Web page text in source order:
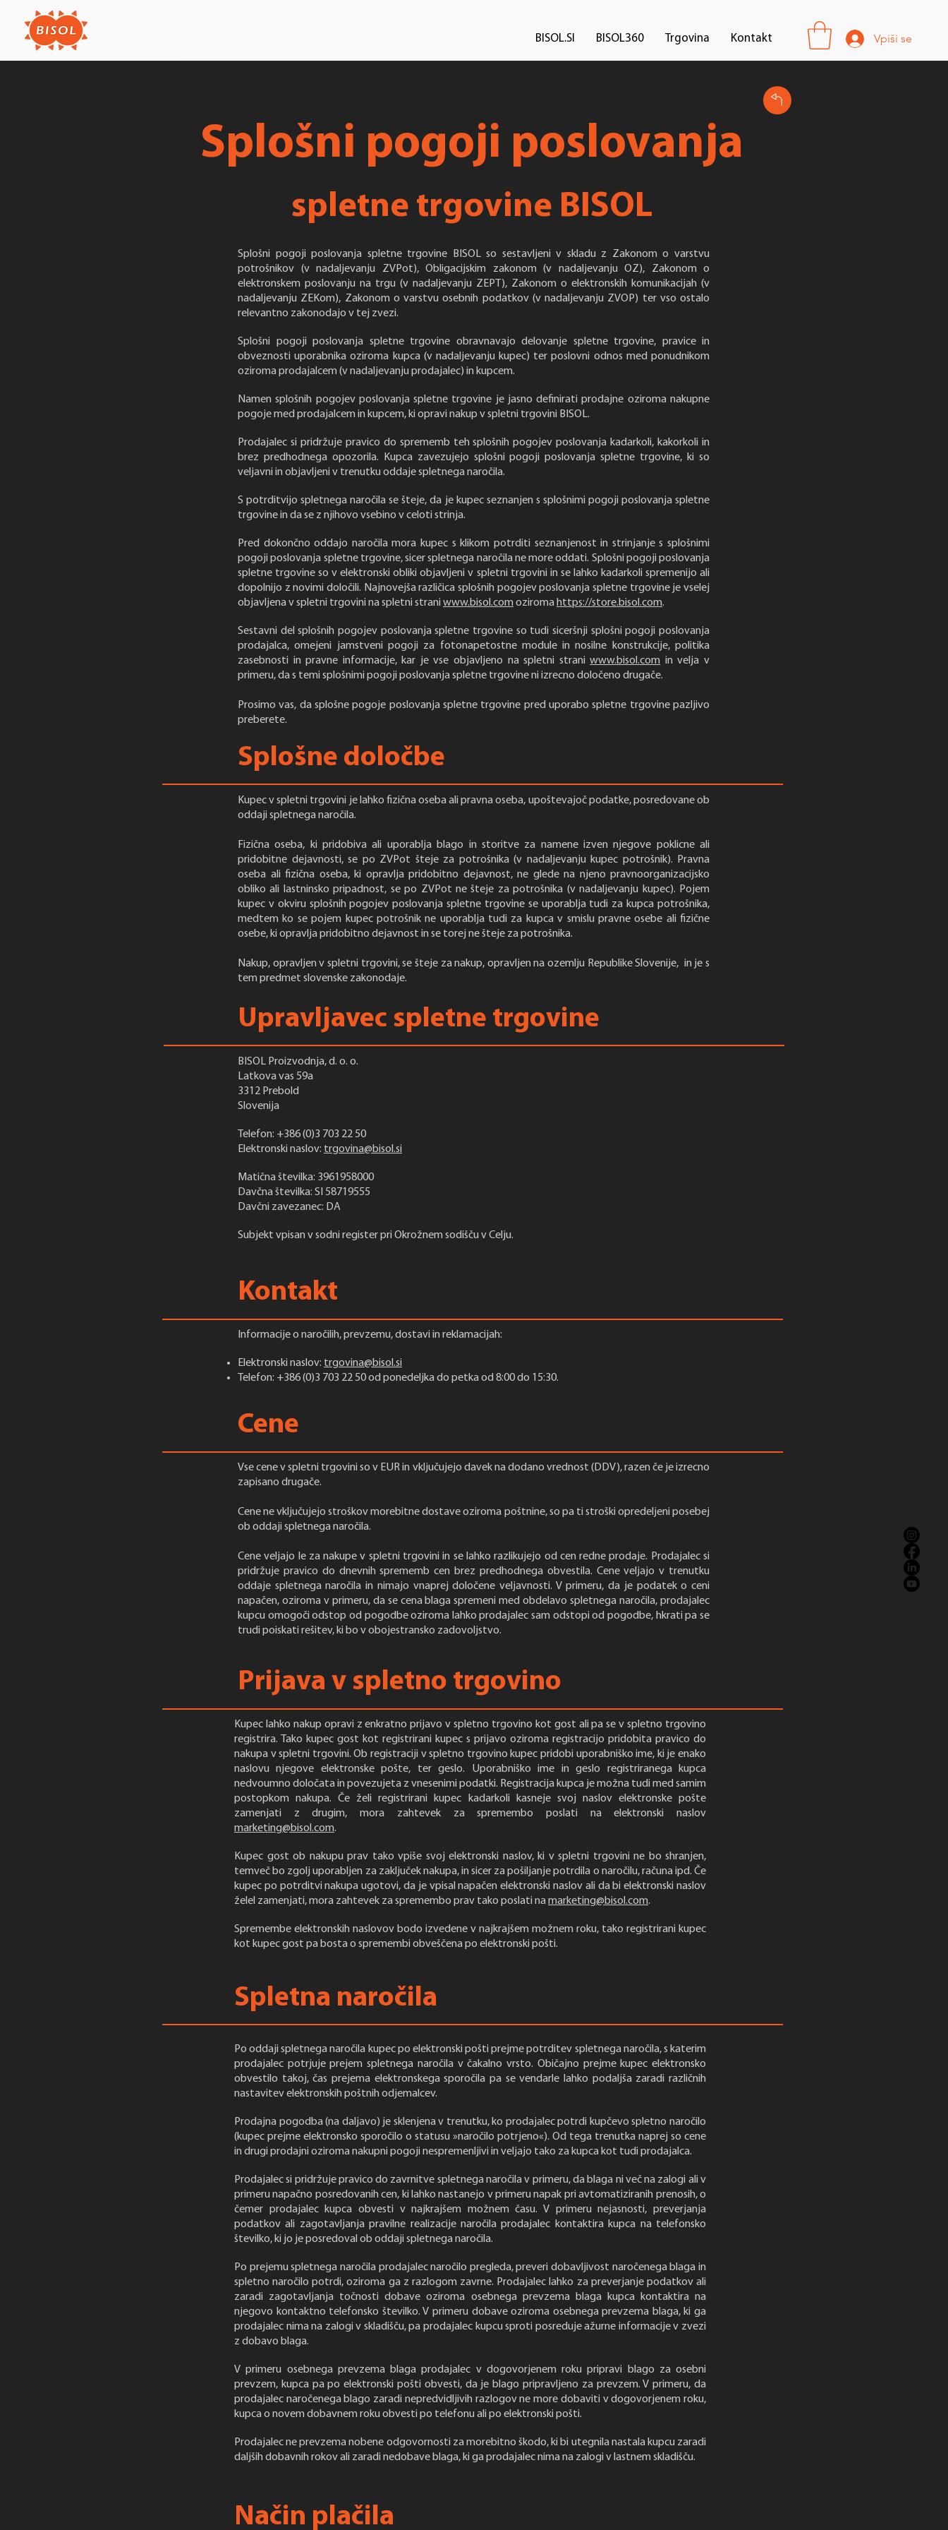
BISOL.SI BISOL360 Trgovina Kontakt Vpiši se
Splošni pogoji poslovanja
spletne trgovine BISOL
Splošni pogoji poslovanja spletne trgovine BISOL so sestavljeni v skladu z Zakonom o varstvu
potrošnikov (v nadaljevanju ZVPot), Obligacijskim zakonom (v nadaljevanju OZ), Zakonom o
elektronskem poslovanju na trgu (v nadaljevanju ZEPT), Zakonom o elektronskih komunikacijah (v
nadaljevanju ZEKom), Zakonom o varstvu osebnih podatkov (v nadaljevanju ZVOP) ter vso ostalo
relevantno zakonodajo v tej zvezi.
Splošni pogoji poslovanja spletne trgovine obravnavajo delovanje spletne trgovine, pravice in
obveznosti uporabnika oziroma kupca (v nadaljevanju kupec) ter poslovni odnos med ponudnikom
oziroma prodajalcem (v nadaljevanju prodajalec) in kupcem.
Namen splošnih pogojev poslovanja spletne trgovine je jasno definirati prodajne oziroma nakupne
pogoje med prodajalcem in kupcem, ki opravi nakup v spletni trgovini BISOL.
Prodajalec si pridržuje pravico do sprememb teh splošnih pogojev poslovanja kadarkoli, kakorkoli in
brez predhodnega opozorila. Kupca zavezujejo splošni pogoji poslovanja spletne trgovine, ki so
veljavni in objavljeni v trenutku oddaje spletnega naročila.
S potrditvijo spletnega naročila se šteje, da je kupec seznanjen s splošnimi pogoji poslovanja spletne
trgovine in da se z njihovo vsebino v celoti strinja.
Pred dokončno oddajo naročila mora kupec s klikom potrditi seznanjenost in strinjanje s splošnimi
pogoji poslovanja spletne trgovine, sicer spletnega naročila ne more oddati. Splošni pogoji poslovanja
spletne trgovine so v elektronski obliki objavljeni v spletni trgovini in se lahko kadarkoli spremenijo ali
dopolnijo z novimi določili. Najnovejša različica splošnih pogojev poslovanja spletne trgovine je vselej
objavljena v spletni trgovini na spletni strani www.bisol.com oziromahttps://store.bisol.com.
Sestavni del splošnih pogojev poslovanja spletne trgovine so tudi siceršnji splošni pogoji poslovanja
prodajalca, omejeni jamstveni pogoji za fotonapetostne module in nosilne konstrukcije, politika
zasebnosti in pravne informacije, kar je vse objavljeno na spletni straniwww.bisol.com in velja v
primeru, da s temi splošnimi pogoji poslovanja spletne trgovine ni izrecno določeno drugače.
Prosimo vas, da splošne pogoje poslovanja spletne trgovine pred uporabo spletne trgovine pazljivo
preberete.
Splošne določbe
Kupec v spletni trgovini je lahko fizična oseba ali pravna oseba, upoštevajoč podatke, posredovane ob
oddaji spletnega naročila.
Fizična oseba, ki pridobiva ali uporablja blago in storitve za namene izven njegove poklicne ali
pridobitne dejavnosti, se po ZVPot šteje za potrošnika (v nadaljevanju kupec potrošnik). Pravna
oseba ali fizična oseba, ki opravlja pridobitno dejavnost, ne glede na njeno pravnoorganizacijsko
obliko ali lastninsko pripadnost, se po ZVPot ne šteje za potrošnika (v nadaljevanju kupec). Pojem
kupec v okviru splošnih pogojev poslovanja spletne trgovine se uporablja tudi za kupca potrošnika,
medtem ko se pojem kupec potrošnik ne uporablja tudi za kupca v smislu pravne osebe ali fizične
osebe, ki opravlja pridobitno dejavnost in se torej ne šteje za potrošnika.
Nakup, opravljen v spletni trgovini, se šteje za nakup, opravljen na ozemlju Republike Slovenije, in je s
tem predmet slovenske zakonodaje.
Upravljavec spletne trgovine
BISOL Proizvodnja, d. o. o.
Latkova vas 59a
3312 Prebold
Slovenija
Telefon: +386 (0)3 703 22 50
Elektronski naslov: trgovina@bisol.si
Matična številka: 3961958000
Davčna številka: SI 58719555
Davčni zavezanec: DA
Subjekt vpisan v sodni register pri Okrožnem sodišču v Celju.
Kontakt
Informacije o naročilih, prevzemu, dostavi in reklamacijah:
Elektronski naslov: trgovina@bisol.si
Telefon: +386 (0)3 703 22 50 od ponedeljka do petka od 8:00 do 15:30.
Cene
Vse cene v spletni trgovini so v EUR in vključujejo davek na dodano vrednost (DDV), razen če je izrecno
zapisano drugače.
Cene ne vključujejo stroškov morebitne dostave oziroma poštnine, so pa ti stroški opredeljeni posebej
ob oddaji spletnega naročila.
Cene veljajo le za nakupe v spletni trgovini in se lahko razlikujejo od cen redne prodaje. Prodajalec si
pridržuje pravico do dnevnih sprememb cen brez predhodnega obvestila. Cene veljajo v trenutku
oddaje spletnega naročila in nimajo vnaprej določene veljavnosti. V primeru, da je podatek o ceni
napačen, oziroma v primeru, da se cena blaga spremeni med obdelavo spletnega naročila, prodajalec
kupcu omogoči odstop od pogodbe oziroma lahko prodajalec sam odstopi od pogodbe, hkrati pa se
trudi poiskati rešitev, ki bo v obojestransko zadovoljstvo.
Prijava v spletno trgovino
Kupec lahko nakup opravi z enkratno prijavo v spletno trgovino kot gost ali pa se v spletno trgovino
registrira. Tako kupec gost kot registrirani kupec s prijavo oziroma registracijo pridobita pravico do
nakupa v spletni trgovini. Ob registraciji v spletno trgovino kupec pridobi uporabniško ime, ki je enako
naslovu njegove elektronske pošte, ter geslo. Uporabniško ime in geslo registriranega kupca
nedvoumno določata in povezujeta z vnesenimi podatki. Registracija kupca je možna tudi med samim
postopkom nakupa. Če želi registrirani kupec kadarkoli kasneje svoj naslov elektronske pošte
zamenjati z drugim, mora zahtevek za spremembo poslati na elektronski naslov
marketing@bisol.com.
Kupec gost ob nakupu prav tako vpiše svoj elektronski naslov, ki v spletni trgovini ne bo shranjen,
temveč bo zgolj uporabljen za zaključek nakupa, in sicer za pošiljanje potrdila o naročilu, računa ipd. Če
kupec po potrditvi nakupa ugotovi, da je vpisal napačen elektronski naslov ali da bi elektronski naslov
želel zamenjati, mora zahtevek za spremembo prav tako poslati namarketing@bisol.com.
Spremembe elektronskih naslovov bodo izvedene v najkrajšem možnem roku, tako registrirani kupec
kot kupec gost pa bosta o spremembi obveščena po elektronski pošti.
Spletna naročila
Po oddaji spletnega naročila kupec po elektronski pošti prejme potrditev spletnega naročila, s katerim
prodajalec potrjuje prejem spletnega naročila v čakalno vrsto. Običajno prejme kupec elektronsko
obvestilo takoj, čas prejema elektronskega sporočila pa se vendarle lahko podaljša zaradi različnih
nastavitev elektronskih poštnih odjemalcev.
Prodajna pogodba (na daljavo) je sklenjena v trenutku, ko prodajalec potrdi kupčevo spletno naročilo
(kupec prejme elektronsko sporočilo o statusu »naročilo potrjeno«). Od tega trenutka naprej so cene
in drugi prodajni oziroma nakupni pogoji nespremenljivi in veljajo tako za kupca kot tudi prodajalca.
Prodajalec si pridržuje pravico do zavrnitve spletnega naročila v primeru, da blaga ni več na zalogi ali v
primeru napačno posredovanih cen, ki lahko nastanejo v primeru napak pri avtomatiziranih prenosih, o
čemer prodajalec kupca obvesti v najkrajšem možnem času. V primeru nejasnosti, preverjanja
podatkov ali zagotavljanja pravilne realizacije naročila prodajalec kontaktira kupca na telefonsko
številko, ki jo je posredoval ob oddaji spletnega naročila.
Po prejemu spletnega naročila prodajalec naročilo pregleda, preveri dobavljivost naročenega blaga in
spletno naročilo potrdi, oziroma ga z razlogom zavrne. Prodajalec lahko za preverjanje podatkov ali
zaradi zagotavljanja točnosti dobave oziroma osebnega prevzema blaga kupca kontaktira na
njegovo kontaktno telefonsko številko. V primeru dobave oziroma osebnega prevzema blaga, ki ga
prodajalec nima na zalogi v skladišču, pa prodajalec kupcu sproti posreduje ažurne informacije v zvezi
z dobavo blaga.
V primeru osebnega prevzema blaga prodajalec v dogovorjenem roku pripravi blago za osebni
prevzem, kupca pa po elektronski pošti obvesti, da je blago pripravljeno za prevzem. V primeru, da
prodajalec naročenega blago zaradi nepredvidljivih razlogov ne more dobaviti v dogovorjenem roku,
kupca o novem dobavnem roku obvesti po telefonu ali po elektronski pošti.
Prodajalec ne prevzema nobene odgovornosti za morebitno škodo, ki bi utegnila nastala kupcu zaradi
daljših dobavnih rokov ali zaradi nedobave blaga, ki ga prodajalec nima na zalogi v lastnem skladišču.
Način plačila